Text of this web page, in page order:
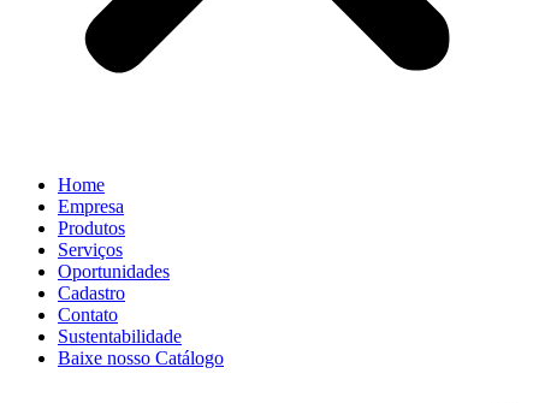
Home
Empresa
Produtos
Serviços
Oportunidades
Cadastro
Contato
Sustentabilidade
Baixe nosso Catálogo